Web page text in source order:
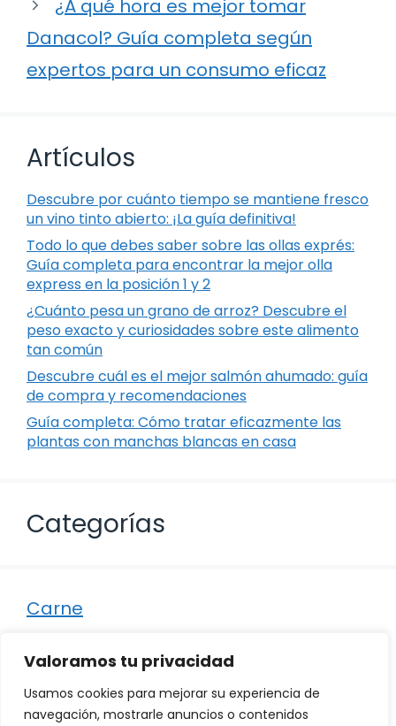
Valoramos tu privacidad
Usamos cookies para mejorar su experiencia de
navegación, mostrarle anuncios o contenidos
¿A qué hora es mejor tomar
Danacol? Guía completa según
expertos para un consumo eficaz
Artículos
Descubre por cuánto tiempo se mantiene fresco
un vino tinto abierto: ¡La guía definitiva!
Todo lo que debes saber sobre las ollas exprés:
Guía completa para encontrar la mejor olla
express en la posición 1 y 2
¿Cuánto pesa un grano de arroz? Descubre el
peso exacto y curiosidades sobre este alimento
tan común
Descubre cuál es el mejor salmón ahumado: guía
de compra y recomendaciones
Guía completa: Cómo tratar eficazmente las
plantas con manchas blancas en casa
Categorías
Carne
Otro